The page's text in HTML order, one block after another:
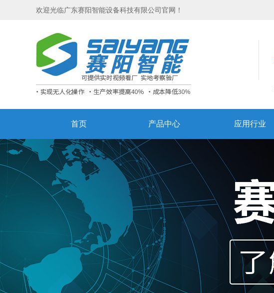
欢迎光临广东赛阳智能设备科技有限公司官网！
首页 产品中心 应用行业